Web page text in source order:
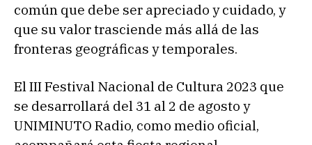
común que debe ser apreciado y cuidado, y
que su valor trasciende más allá de las
fronteras geográficas y temporales.
El III Festival Nacional de Cultura 2023 que
se desarrollará del 31 al 2 de agosto y
UNIMINUTO Radio, como medio oficial,